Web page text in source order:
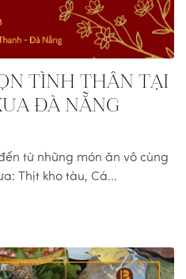
TÌNH THÂN TẠI
ĐÀ NẴNG
từ những món ăn vô cùng
Thịt kho tàu, Cá...